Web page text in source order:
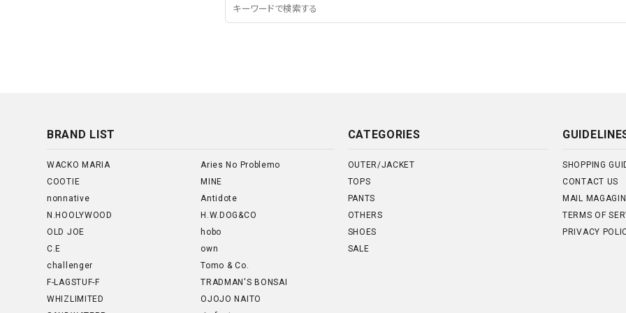
BRAND LIST
WACKO MARIA
COOTIE
nonnative
N.HOOLYWOOD
OLD JOE
C.E
challenger
F-LAGSTUF-F
WHIZLIMITED
Aries No Problemo
MINE
Antidote
H.W.DOG&CO
hobo
own
Tomo & Co.
TRADMAN'S BONSAI
OJOJO NAITO
CATEGORIES
OUTER/JACKET
TOPS
PANTS
OTHERS
SHOES
SALE
SHOPPING
CONTACT US
MAIL
TERMS OF
PRIVACY